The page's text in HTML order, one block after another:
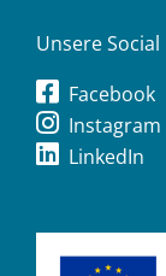
Unsere
Facebook
Instagram
LinkedIn